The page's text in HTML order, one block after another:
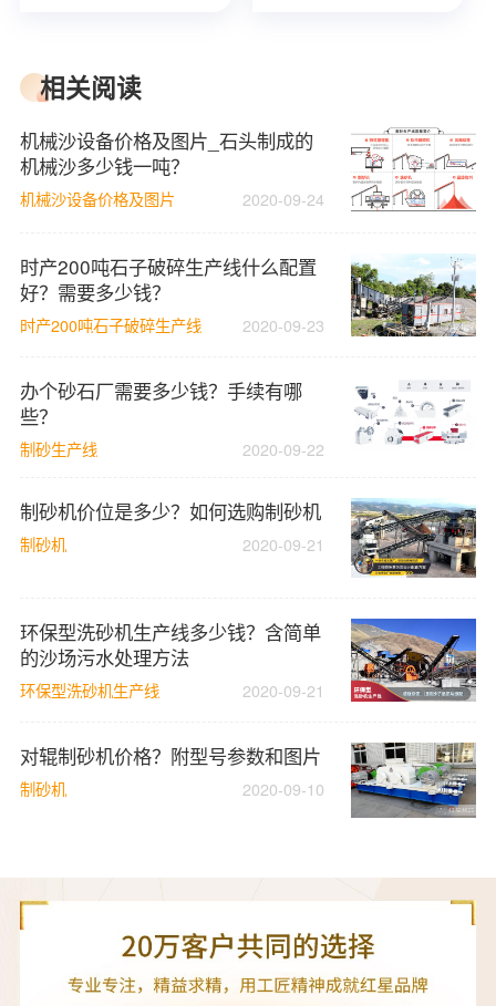
相关阅读
机械沙设备价格及图片_石头制成的
机械沙多少钱一吨？
机械沙设备价格及图片 2020-09-24
时产200吨石子破碎生产线什么配置
好？需要多少钱？
时产200吨石子破碎生产线 2020-09-23
办个砂石厂需要多少钱？手续有哪
些？
制砂生产线 2020-09-22
制砂机价位是多少？如何选购制砂机
制砂机 2020-09-21
环保型洗砂机生产线多少钱？含简单
的沙场污水处理方法
环保型洗砂机生产线 2020-09-21
对辊制砂机价格？附型号参数和图片
制砂机 2020-09-10